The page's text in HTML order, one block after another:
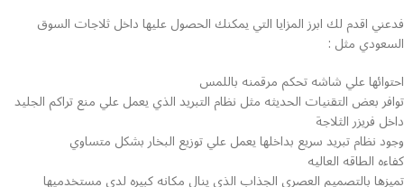
فدعني اقدم لك ابرز المزايا التي يمكنك الحصول عليها داخل ثلاجات السوق
السعودي مثل :
احتوائها علي شاشه تحكم مرقمنه باللمس
توافر بعض التقنيات الحديثه مثل نظام التبريد الذي يعمل علي منع تراكم الجليد
داخل فريزر الثلاجة
وجود نظام تبريد سريع بداخلها يعمل علي توزيع البخار بشكل متساوي
كفاءه الطاقه العاليه
تميزها بالتصميم العصري الجذاب الذي ينال مكانه كبيره لدي مستخدميها